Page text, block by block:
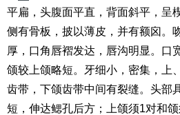
平扁，头腹面平直，背面斜平，呈
侧有骨板，披以薄皮，并有额囟。
厚，口角唇褶发达，唇沟明显。口
颌较上颌略短。牙细小，密集，上
齿带，下颌齿带中间有裂缝。头部
短，伸达鳃孔后方；上颌须1对和